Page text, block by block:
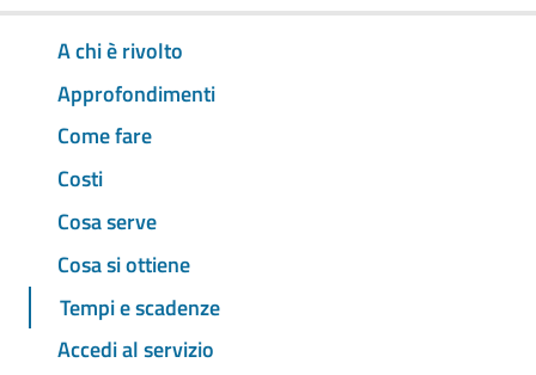
A chi è rivolto
Approfondimenti
Come fare
Costi
Cosa serve
Cosa si ottiene
Tempi e scadenze
Accedi al servizio